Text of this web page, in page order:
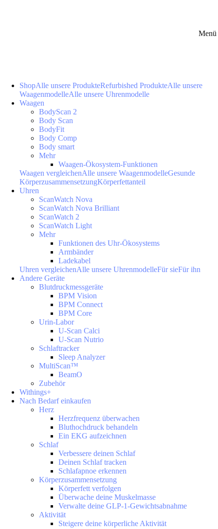
Menü
ShopAlle unsere ProdukteRefurbished ProdukteAlle unsere
WaagenmodelleAlle unsere Uhrenmodelle
Waagen
BodyScan 2
Body Scan
BodyFit
Body Comp
Body smart
Mehr
Waagen-Ökosystem-Funktionen
Waagen vergleichenAlle unsere WaagenmodelleGesunde
KörperzusammensetzungKörperfettanteil
Uhren
ScanWatch Nova
ScanWatch Nova Brilliant
ScanWatch 2
ScanWatch Light
Mehr
Funktionen des Uhr-Ökosystems
Armbänder
Ladekabel
Uhren vergleichenAlle unsere UhrenmodelleFür sieFür ihn
Andere Geräte
Blutdruckmessgeräte
BPM Vision
BPM Connect
BPM Core
Urin-Labor
U-Scan Calci
U-Scan Nutrio
Schlaftracker
Sleep Analyzer
MultiScan™
BeamO
Zubehör
Withings+
Nach Bedarf einkaufen
Herz
Herzfrequenz überwachen
Bluthochdruck behandeln
Ein EKG aufzeichnen
Schlaf
Verbessere deinen Schlaf
Deinen Schlaf tracken
Schlafapnoe erkennen
Körperzusammensetzung
Körperfett verfolgen
Überwache deine Muskelmasse
Verwalte deine GLP-1-Gewichtsabnahme
Aktivität
Steigere deine körperliche Aktivität